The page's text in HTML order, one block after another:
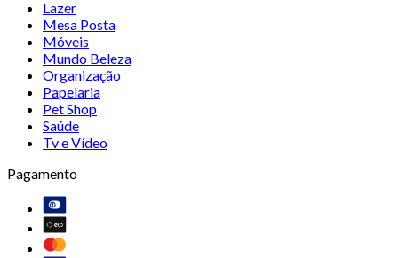
Lazer
Mesa Posta
Móveis
Mundo Beleza
Organização
Papelaria
Pet Shop
Saúde
Tv e Vídeo
Pagamento